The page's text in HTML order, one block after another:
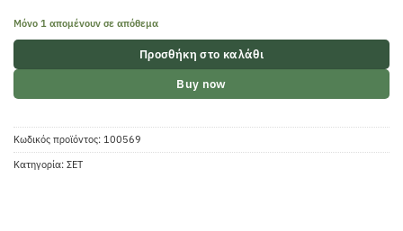
Μόνο 1 απομένουν σε απόθεμα
Προσθήκη στο καλάθι
Buy now
Κωδικός προϊόντος: 100569
Κατηγορία: ΣΕΤ